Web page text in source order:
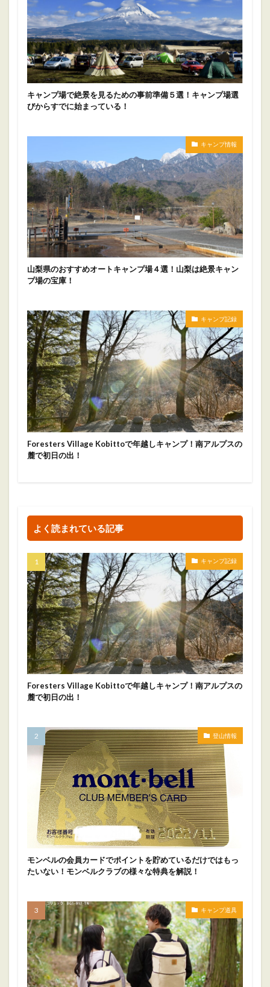
キャンプ場で絶景を見るための事前準備５選！キャンプ場選
びからすでに始まっている！
キャンプ情報
山梨県のおすすめオートキャンプ場４選！山梨は絶景キャン
プ場の宝庫！
キャンプ記録
Foresters Village Kobittoで年越しキャンプ！南アルプスの
麓で初日の出！
よく読まれている記事
キャンプ記録
Foresters Village Kobittoで年越しキャンプ！南アルプスの
麓で初日の出！
登山情報
モンベルの会員カードでポイントを貯めているだけではもっ
たいない！モンベルクラブの様々な特典を解説！
キャンプ道具